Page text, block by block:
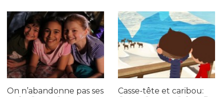
On n’abandonne pas ses
Casse-tête et caribou: